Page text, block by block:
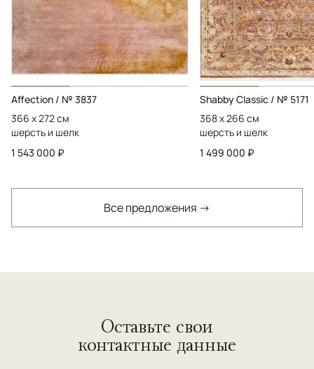
Affection / № 3837
366 x 272 см
шерсть и шелк
1 543 000 ₽
Shabby Classic / № 5171
368 x 266 см
шерсть и шелк
1 499 000 ₽
Все предложения →
Оставьте свои
контактные данные